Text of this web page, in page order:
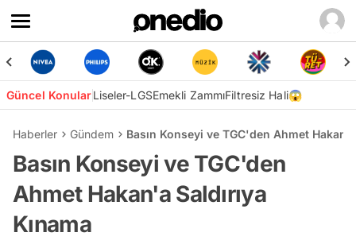
Güncel KonularLiseler-LGSEmekli ZammıFiltresiz Hali😱
Haberler Gündem Basın Konseyi ve TGC'den Ahmet Hakan'a
Basın Konseyi ve TGC'den
Ahmet Hakan'a Saldırıya
Kınama